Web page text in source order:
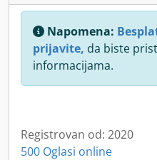
Napomena:
prijavite, da biste
informacijama.
Registrovan od: 2020
500 Oglasi online